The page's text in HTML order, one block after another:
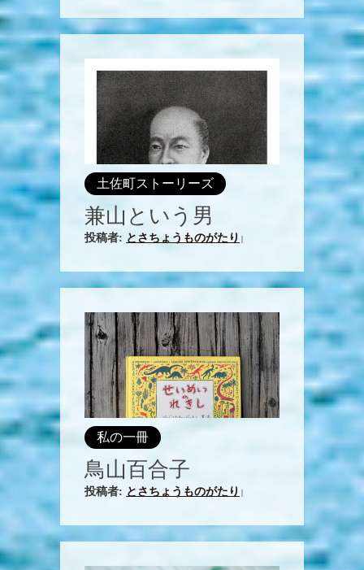
土佐町ストーリーズ
兼山という男
投稿者: とさちょうものがたり
私の一冊
鳥山百合子
投稿者: とさちょうものがたり